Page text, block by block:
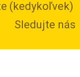
(kedykoľvek)
Sledujte nás